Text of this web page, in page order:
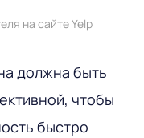
на сайте Yelp
должна быть
чтобы
быстро